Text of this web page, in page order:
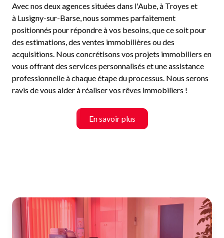
Avec nos deux agences situées dans l'Aube, à Troyes et
à Lusigny-sur-Barse, nous sommes parfaitement
positionnés pour répondre à vos besoins, que ce soit pour
des estimations, des ventes immobilières ou des
acquisitions. Nous concrétisons vos projets immobiliers en
vous offrant des services personnalisés et une assistance
professionnelle à chaque étape du processus. Nous serons
ravis de vous aider à réaliser vos rêves immobiliers !
En savoir plus